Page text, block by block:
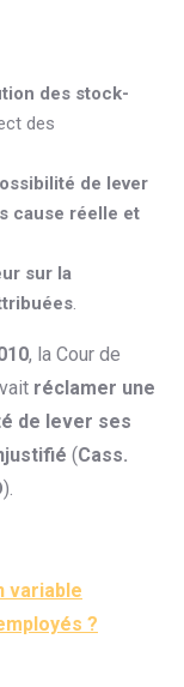
des stock-
des
de lever
cause réelle et
sur la
.
, la Cour de
réclamer une
de lever ses
(Cass.
).
variable
?